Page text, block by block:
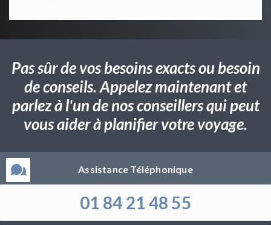
Pas sûr de vos besoins exacts ou besoin
de conseils. Appelez maintenant et
parlez à l'un de nos conseillers qui peut
vous aider à planifier votre voyage.
Assistance Téléphonique
01 84 21 48 55